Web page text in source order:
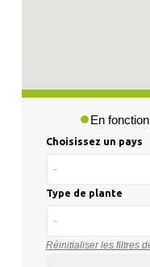
En
Choisissez un pays
-
Type de plante
-
Réinitialiser les filtres